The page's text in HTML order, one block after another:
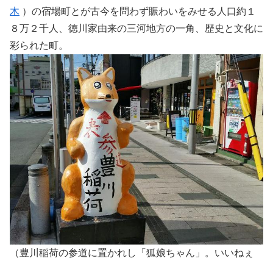
木 ）の宿場町とが古今を問わず賑わいをみせる人口約１
８万２千人、徳川家由来の三河地方の一角、歴史と文化に
彩られた町。
（豊川稲荷の参道に置かれし「狐娘ちゃん」。いいねぇ